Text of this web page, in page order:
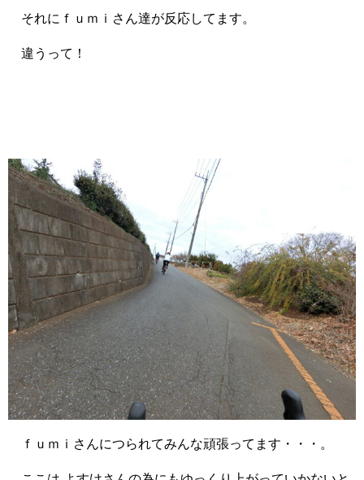
それにｆｕｍｉさん達が反応してます。
違うって！
ｆｕｍｉさんにつられてみんな頑張ってます・・・。